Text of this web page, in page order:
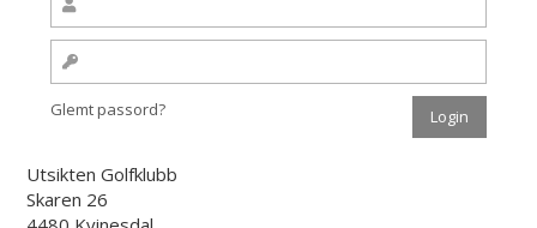
Glemt passord?
Utsikten Golfklubb
Skaren 26